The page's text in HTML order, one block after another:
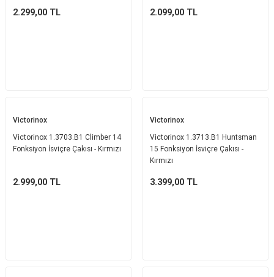
2.299,00 TL 2.099,00 TL
Victorinox
Victorinox 1.3703.B1 Climber 14
Fonksiyon İsviçre Çakısı - Kırmızı
2.999,00 TL
Victorinox
Victorinox 1.3713.B1 Huntsman
15 Fonksiyon İsviçre Çakısı -
Kırmızı
3.399,00 TL